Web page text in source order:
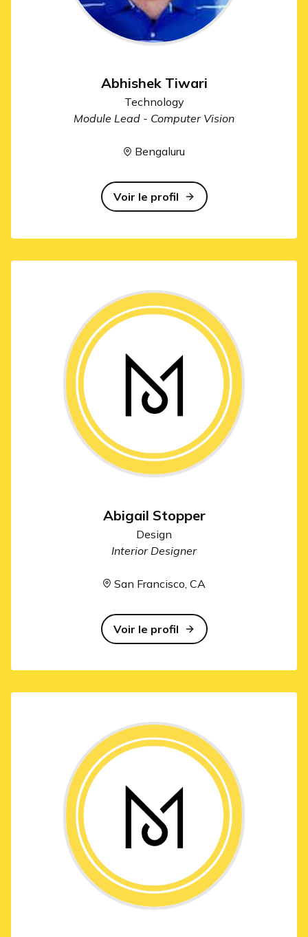
Abhishek Tiwari
Technology
Module Lead - Computer Vision
Bengaluru
Voir le profil
Abigail Stopper
Design
Interior Designer
San Francisco, CA
Voir le profil